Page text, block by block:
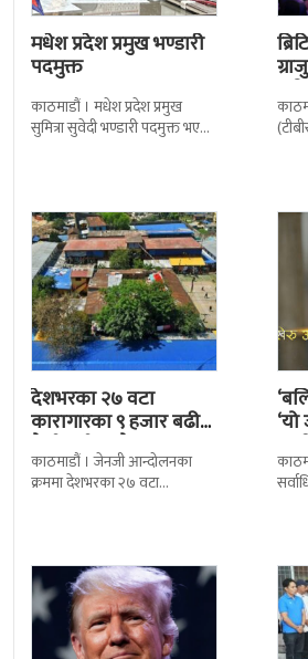
मधेश प्रदेश प्रमुख भण्डारी
पदमुक्त
काठमाडौं । मधेश प्रदेश प्रमुख
सुमित्रा सुवेदी भण्डारी पदमुक्त भएकी
देशभरका २७ वटा
कारागारका ९ हजार बढी
कैदीबन्दी अझै फरार
काठमाडौं । जेनजी आन्दोलनका
क्रममा देशभरका २७ वटा